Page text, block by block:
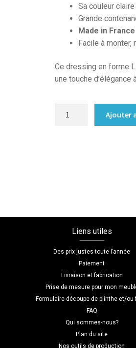
Sa couleur
Grande
Made in France
Facile à monter,
Ce dressing en forme
une touche d’élégance
Ajouter
Liens utiles
Des prix justes toute l’année
Paiement
Livraison et fabrication
Prise de mesure pour mon
Formulaire découpe de plinthe et/ou
FAQ
Qui sommes-nous?
Plan du site
Nos outils de production